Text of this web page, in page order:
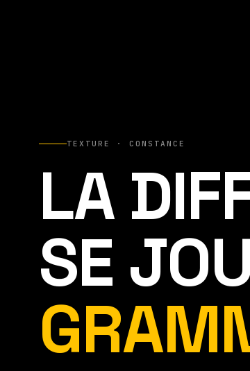
TEXTURE · CONSTANCE
LA
SE